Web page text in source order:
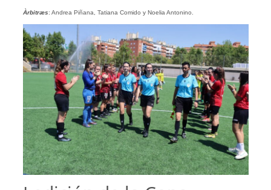
Àrbitræs: Andrea Piñana, Tatiana Comido y Noelia Antonino.